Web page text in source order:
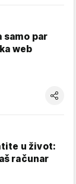
samo par
web
u život:
računar